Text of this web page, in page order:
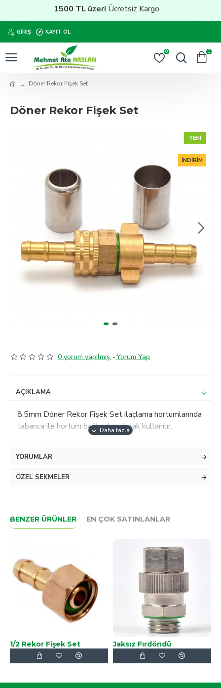
1500 TL üzeriÜcretsiz Kargo
GIRIŞ KAYIT OL
0 0
Döner Rekor Fişek Set
Döner Rekor Fişek Set
YENI
İNDIRIM
0 yorum yapılmış. -Yorum Yap
AÇIKLAMA
8.5mm Döner Rekor Fişek Set ilaçlama hortumlarında
tabanca ile hortum bağlantısı olarak kullanılır.
dönerli olan bu ürün hortum dolamasına engel olur.
Pirinçtir 1. Kalitedir.
Fotoğrafta görüldüğü gibidir.
YORUMLAR
ÖZEL SEKMELER
BENZER ÜRÜNLER EN ÇOK SATINLANLAR
1/2 Rekor Fişek Set Jaksız Fırdöndü